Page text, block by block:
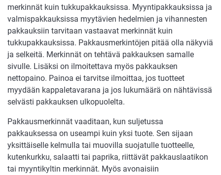
merkinnät kuin tukkupakkauksissa. Myyntipakkauksissa ja
valmispakkauksissa myytävien hedelmien ja vihannesten
pakkauksiin tarvitaan vastaavat merkinnät kuin
tukkupakkauksissa. Pakkausmerkintöjen pitää olla näkyviä
ja selkeitä. Merkinnät on tehtävä pakkauksen samalle
sivulle. Lisäksi on ilmoitettava myös pakkauksen
nettopaino. Painoa ei tarvitse ilmoittaa, jos tuotteet
myydään kappaletavarana ja jos lukumäärä on nähtävissä
selvästi pakkauksen ulkopuolelta.
Pakkausmerkinnät vaaditaan, kun suljetussa
pakkauksessa on useampi kuin yksi tuote. Sen sijaan
yksittäiselle kelmulla tai muovilla suojatulle tuotteelle,
kutenkurkku, salaatti tai paprika, riittävät pakkauslaatikon
tai myyntikyltin merkinnät. Myös avonaisiin